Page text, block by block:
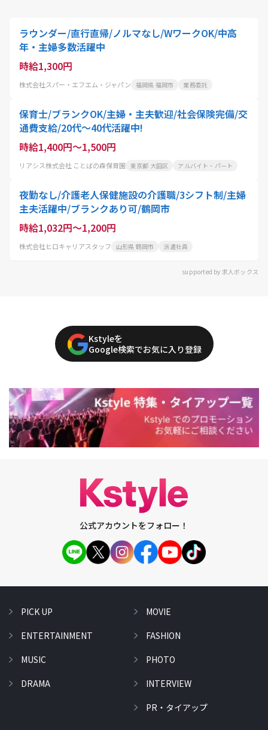
ラウンダー/直行直帰/ノルマなし/WワークOK/中高
年・主婦多数活躍中
時給1,300円
株式会社スパー・エフエム・ジャパン 福岡県 福岡市 業務委託
保育士/ブランクOK/主婦・主夫歓迎/社会保険完備/交
通費支給/20代～40代活躍中!
時給1,400円～1,500円
リアシス株式会社 ことばの森保育園 東京都 大田区 アルバイト・パート
夜勤なし/介護老人保健施設の介護職/3シフト制/主婦
主夫活躍中/ブランクあり可/鶴岡市
時給1,032円～1,200円
株式会社ヒロキャリアスタッフ 山形県 鶴岡市 派遣社員
supported by 求人ボックス
Kstyleを
Google検索でお気に入り登録
公式アカウントをフォロー！
PICK UP
ENTERTAINMENT
MUSIC
DRAMA
MOVIE
FASHION
PHOTO
INTERVIEW
PR・タイアップ